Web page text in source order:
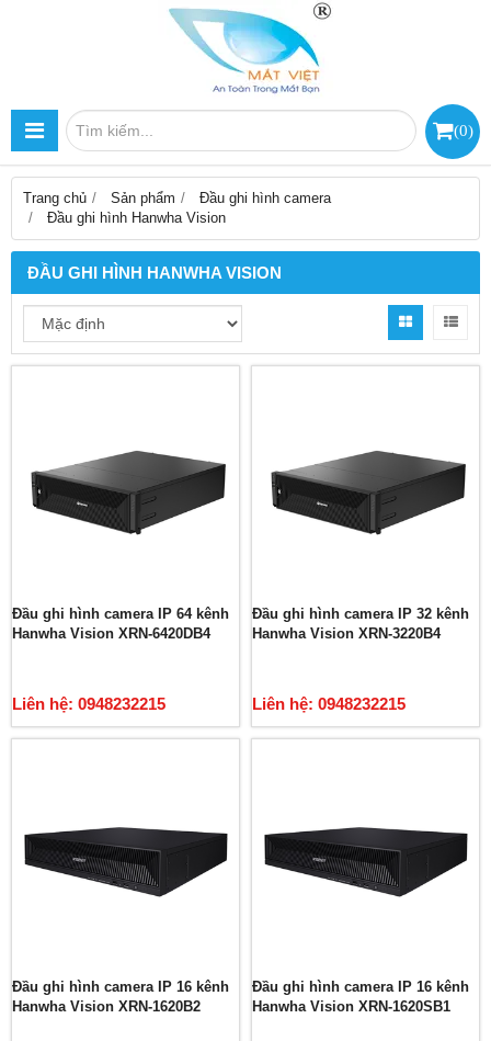
(0)
Trang chủ Sản phẩm
Đầu ghi hình camera
Đầu ghi hình Hanwha Vision
ĐẦU GHI HÌNH HANWHA VISION
Đầu ghi hình camera IP 64 kênh
Hanwha Vision XRN-6420DB4
Liên hệ: 0948232215
Đầu ghi hình camera IP 32 kênh
Hanwha Vision XRN-3220B4
Liên hệ: 0948232215
Đầu ghi hình camera IP 16 kênh
Hanwha Vision XRN-1620B2
Đầu ghi hình camera IP 16 kênh
Hanwha Vision XRN-1620SB1